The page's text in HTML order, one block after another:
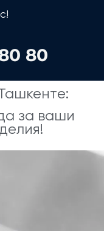
80
за ваши